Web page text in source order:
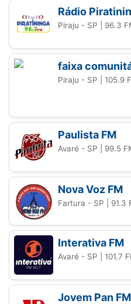
Rádio
Piraju - SP | 96.3
faixa
Piraju - SP | 105.9
Paulista FM
Avaré - SP | 99.5
Nova Voz FM
Fartura - SP | 91.3
Interativa FM
Avaré - SP | 101.7
Jovem Pan FM